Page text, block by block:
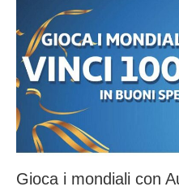
Gioca i mondiali con